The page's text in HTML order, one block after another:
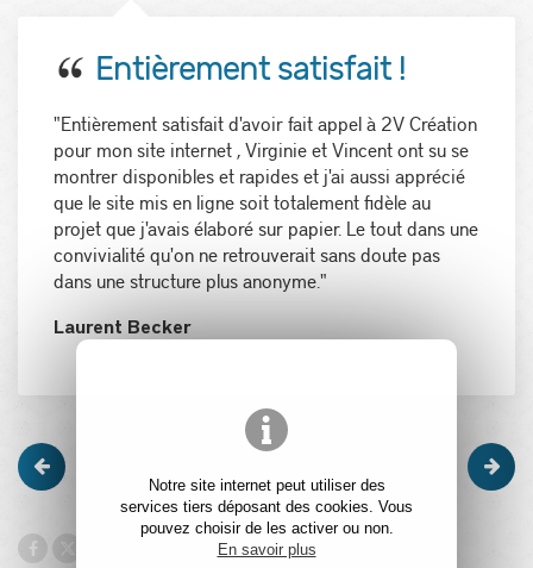
Notre site internet peut utiliser des
services tiers déposant des cookies. Vous
pouvez choisir de les activer ou non.
En savoir plus
Entièrement satisfait !
"Entièrement satisfait d'avoir fait appel à 2V Création
pour mon site internet , Virginie et Vincent ont su se
montrer disponibles et rapides et j'ai aussi apprécié
que le site mis en ligne soit totalement fidèle au
projet que j'avais élaboré sur papier. Le tout dans une
convivialité qu'on ne retrouverait sans doute pas
dans une structure plus anonyme."
Laurent Becker